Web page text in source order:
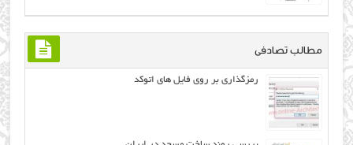
مطالب تصادفی
رمزگذاری بر روی فایل های اتوکد